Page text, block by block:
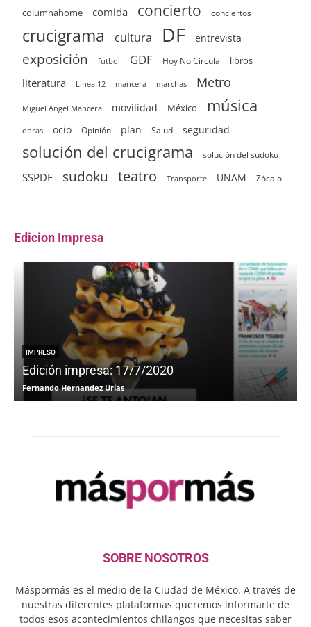
columnahome comida concierto conciertos
crucigrama cultura DF entrevista
exposición futbol GDF Hoy No Circula libros
literatura Línea 12 mancera marchas Metro
Miguel Ángel Mancera movilidad México música
obras ocio Opinión plan Salud seguridad
solución del crucigrama solución del sudoku
SSPDF sudoku teatro Transporte UNAM Zócalo
Edicion Impresa
IMPRESO
Edición impresa: 17/7/2020
Fernando Hernandez Urias
SOBRE NOSOTROS
Máspormás es el medio de la Ciudad de México. A través de
nuestras diferentes plataformas queremos informarte de
todos esos acontecimientos chilangos que necesitas saber